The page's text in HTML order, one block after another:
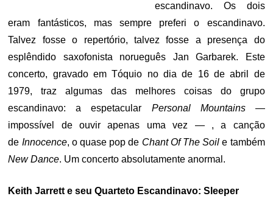
escandinavo. Os dois
eram fantásticos, mas sempre preferi o escandinavo.
Talvez fosse o repertório, talvez fosse a presença do
esplêndido saxofonista norueguês Jan Garbarek. Este
concerto, gravado em Tóquio no dia de 16 de abril de
1979, traz algumas das melhores coisas do grupo
escandinavo: a espetacular Personal Mountains—
impossível de ouvir apenas uma vez — , a canção
de Innocence, o quase pop de Chant Of The Soil e também
New Dance. Um concerto absolutamente anormal.
Keith Jarrett e seu Quarteto Escandinavo: Sleeper